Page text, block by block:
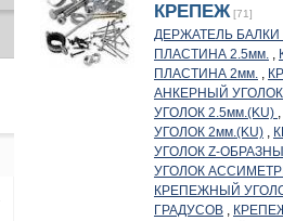
КРЕПЕЖ [71]
ДЕРЖАТЕЛЬ БАЛКИ
ПЛАСТИНА 2.5мм. ,
ПЛАСТИНА 2мм. ,
АНКЕРНЫЙ УГОЛОК
УГОЛОК 2.5мм.(KU) ,
УГОЛОК 2мм.(KU) ,
УГОЛОК Z-
УГОЛОК
КРЕПЕЖНЫЙ
ГРАДУСОВ ,